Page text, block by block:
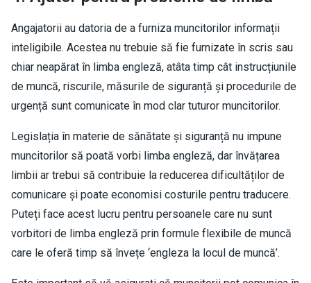
Angajatorii au datoria de a furniza muncitorilor informații
inteligibile. Acestea nu trebuie să fie furnizate în scris sau
chiar neapărat în limba engleză, atâta timp cât instrucțiunile
de muncă, riscurile, măsurile de siguranță și procedurile de
urgență sunt comunicate în mod clar tuturor muncitorilor.
Legislația în materie de sănătate și siguranță nu impune
muncitorilor să poată vorbi limba engleză, dar învățarea
limbii ar trebui să contribuie la reducerea dificultăților de
comunicare și poate economisi costurile pentru traducere.
Puteți face acest lucru pentru persoanele care nu sunt
vorbitori de limba engleză prin formule flexibile de muncă
care le oferă timp să învețe ‘engleza la locul de muncă’.